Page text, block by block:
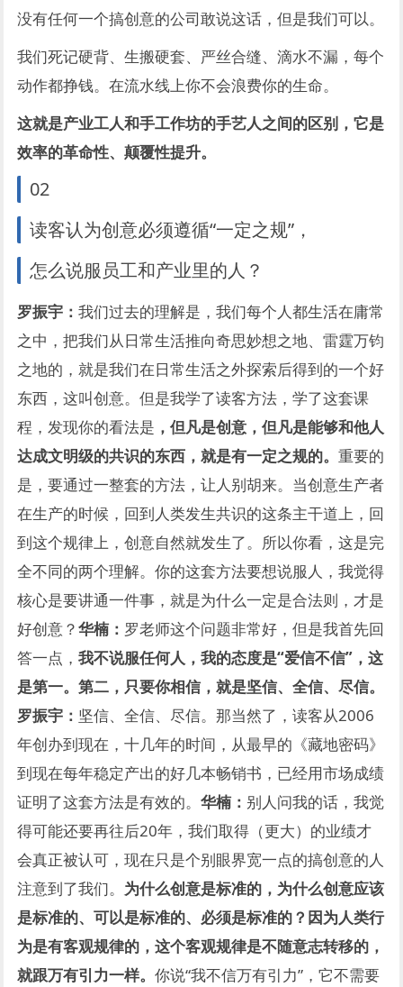
没有任何一个搞创意的公司敢说这话，但是我们可以。
我们死记硬背、生搬硬套、严丝合缝、滴水不漏，每个
动作都挣钱。在流水线上你不会浪费你的生命。
这就是产业工人和手工作坊的手艺人之间的区别，它是
效率的革命性、颠覆性提升。
02
读客认为创意必须遵循“一定之规”，
怎么说服员工和产业里的人？
罗振宇：我们过去的理解是，我们每个人都生活在庸常
之中，把我们从日常生活推向奇思妙想之地、雷霆万钧
之地的，就是我们在日常生活之外探索后得到的一个好
东西，这叫创意。但是我学了读客方法，学了这套课
程，发现你的看法是 ，但凡是创意，但凡是能够和他人
达成文明级的共识的东西，就是有一定之规的。重要的
是，要通过一整套的方法，让人别胡来。当创意生产者
在生产的时候，回到人类发生共识的这条主干道上，回
到这个规律上，创意自然就发生了。 所以你看，这是完
全不同的两个理解。你的这套方法要想说服人，我觉得
核心是要讲通一件事，就是为什么一定是合法则，才是
好创意？华楠： 罗老师这个问题非常好，但是我首先回
答一点，我不说服任何人，我的态度是“爱信不信”，这
是第一。第二，只要你相信，就是坚信、全信、尽信。
罗振宇： 坚信、全信、尽信。那当然了，读客从2006
年创办到现在，十几年的时间，从最早的《藏地密码》
到现在每年稳定产出的好几本畅销书，已经用市场成绩
证明了这套方法是有效的。华楠： 别人问我的话，我觉
得可能还要再往后20年，我们取得（更大）的业绩才
会真正被认可，现在只是个别眼界宽一点的搞创意的人
注意到了我们。 为什么创意是标准的，为什么创意应该
是标准的、可以是标准的、必须是标准的？ 因为人类行
为是有客观规律的，这个客观规律是不随意志转移的，
就跟万有引力一样。你说“我不信万有引力”，它不需要